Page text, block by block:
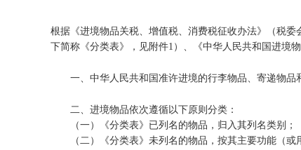
根据《进境物品关税、增值税、消费税征收办法》（税
下简称《分类表》，见附件1）、《中华人民共和国进境
一、中华人民共和国准许进境的行李物品、寄递物品
二、进境物品依次遵循以下原则分类：
（一）《分类表》已列名的物品，归入其列名类别；
（二）《分类表》未列名的物品，按其主要功能（或